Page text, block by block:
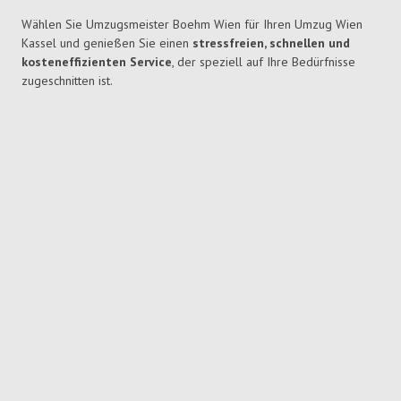
Wählen Sie Umzugsmeister Boehm Wien für Ihren Umzug Wien
Kassel und genießen Sie einen stressfreien, schnellen und
kosteneffizienten Service, der speziell auf Ihre Bedürfnisse
zugeschnitten ist.